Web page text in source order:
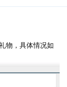
物，具体情况如